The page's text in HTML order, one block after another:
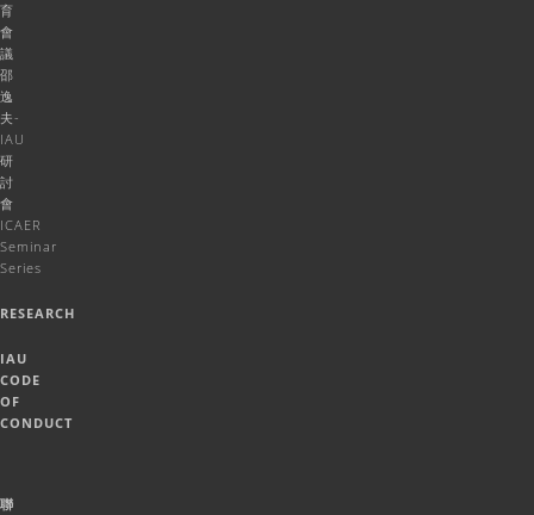
育
會
議
邵
逸
夫-
IAU
研
討
會
ICAER
Seminar
Series
RESEARCH
IAU
CODE
OF
CONDUCT
聯